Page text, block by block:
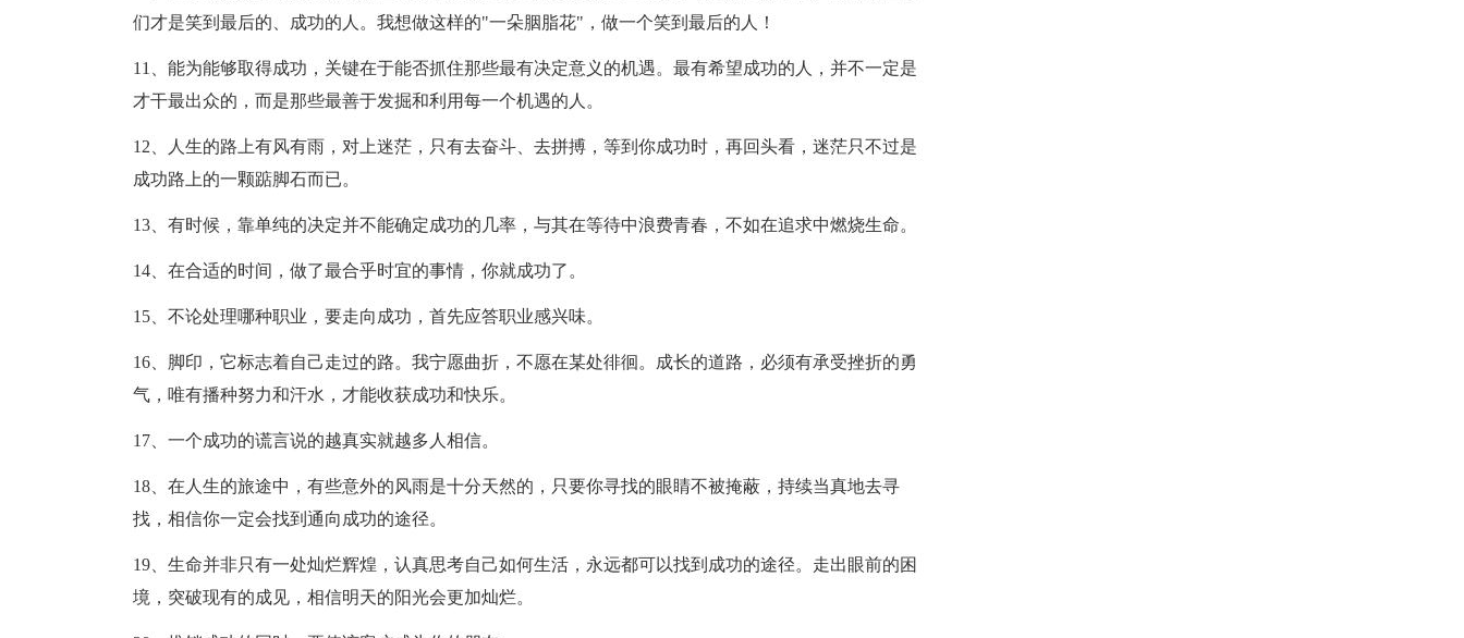
们才是笑到最后的、成功的人。我想做这样的"一朵胭脂花"，做一个笑到最后的人！
11、能为能够取得成功，关键在于能否抓住那些最有决定意义的机遇。最有希望成功的人，并不一定是
才干最出众的，而是那些最善于发掘和利用每一个机遇的人。
12、人生的路上有风有雨，对上迷茫，只有去奋斗、去拼搏，等到你成功时，再回头看，迷茫只不过是
成功路上的一颗踮脚石而已。
13、有时候，靠单纯的决定并不能确定成功的几率，与其在等待中浪费青春，不如在追求中燃烧生命。
14、在合适的时间，做了最合乎时宜的事情，你就成功了。
15、不论处理哪种职业，要走向成功，首先应答职业感兴味。
16、脚印，它标志着自己走过的路。我宁愿曲折，不愿在某处徘徊。成长的道路，必须有承受挫折的勇
气，唯有播种努力和汗水，才能收获成功和快乐。
17、一个成功的谎言说的越真实就越多人相信。
18、在人生的旅途中，有些意外的风雨是十分天然的，只要你寻找的眼睛不被掩蔽，持续当真地去寻
找，相信你一定会找到通向成功的途径。
19、生命并非只有一处灿烂辉煌，认真思考自己如何生活，永远都可以找到成功的途径。走出眼前的困
境，突破现有的成见，相信明天的阳光会更加灿烂。